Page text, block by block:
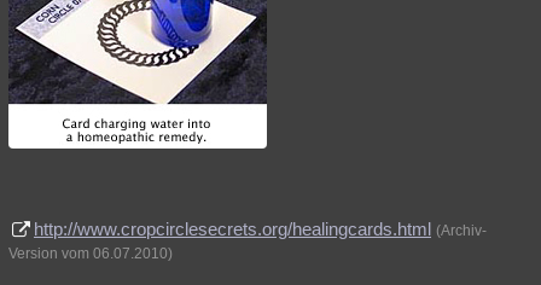
http://www.cropcirclesecrets.org/healingcards.html (Archiv-
Version vom 06.07.2010)